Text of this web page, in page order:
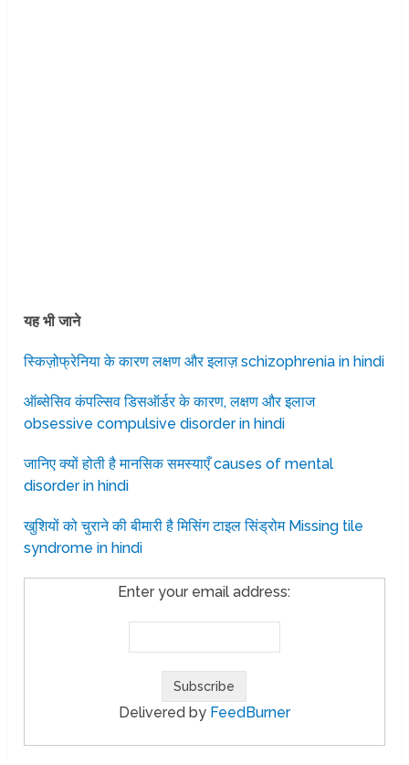
यह भी जाने
स्किज़ोफ्रेनिया के कारण लक्षण और इलाज़ schizophrenia in hindi
ऑब्सेसिव कंपल्सिव डिसऑर्डर के कारण, लक्षण और इलाज
obsessive compulsive disorder in hindi
जानिए क्यों होती है मानसिक समस्याएँ causes of mental
disorder in hindi
खुशियों को चुराने की बीमारी है मिसिंग टाइल सिंड्रोम Missing tile
syndrome in hindi
Enter your email address:
Delivered by FeedBurner